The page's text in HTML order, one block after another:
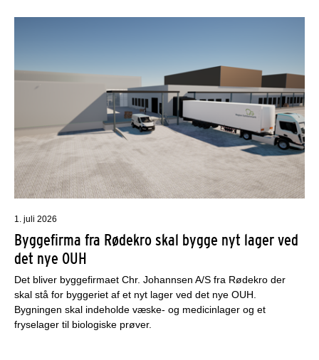
1. juli 2026
Byggefirma fra Rødekro skal bygge nyt lager ved
det nye OUH
Det bliver byggefirmaet Chr. Johannsen A/S fra Rødekro der
skal stå for byggeriet af et nyt lager ved det nye OUH.
Bygningen skal indeholde væske- og medicinlager og et
fryselager til biologiske prøver.